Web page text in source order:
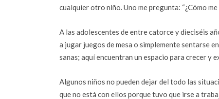
cualquier otro niño. Uno me pregunta: “¿Cómo
A las adolescentes de entre catorce y dieciséis
a jugar juegos de mesa o simplemente sentarse
sanas; aquí encuentran un espacio para crecer y
Algunos niños no pueden dejar del todo las
que no está con ellos porque tuvo que irse a